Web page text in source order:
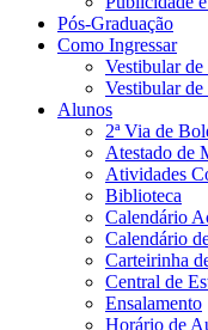
Pós-Graduação
Como Ingressar
Vestibular
Vestibular
Alunos
2ª Via de
Atestado de
Atividades
Biblioteca
Calendário
Calendário
Carteirinha
Central de
Ensalamento
Horário de